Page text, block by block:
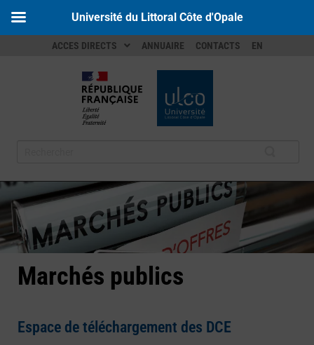
ACCES DIRECTS ANNUAIRE CONTACTS EN
Marchés publics
Espace de téléchargement des DCE
Université du Littoral Côte d'Opale